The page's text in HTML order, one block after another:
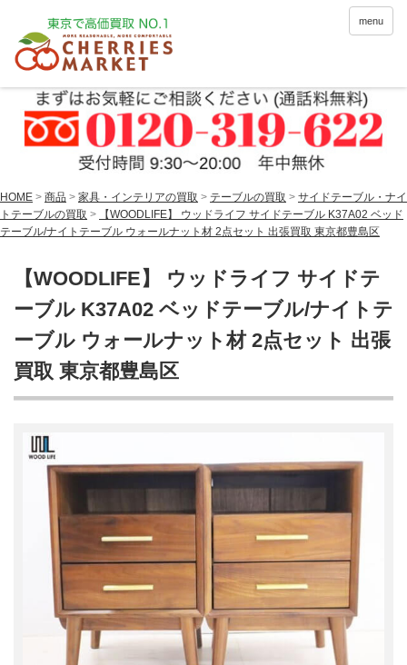
menu
HOME > 商品 > 家具・インテリアの買取 > テーブルの買取 > サイドテーブル・ナイ
トテーブルの買取 >
【WOODLIFE】 ウッドライフ サイドテーブル K37A02 ベッド
テーブル/ナイトテーブル ウォールナット材 2点セット 出張買取 東京都豊島区
【WOODLIFE】 ウッドライフ サイドテ
ーブル K37A02 ベッドテーブル/ナイトテ
ーブル ウォールナット材 2点セット 出張
買取 東京都豊島区